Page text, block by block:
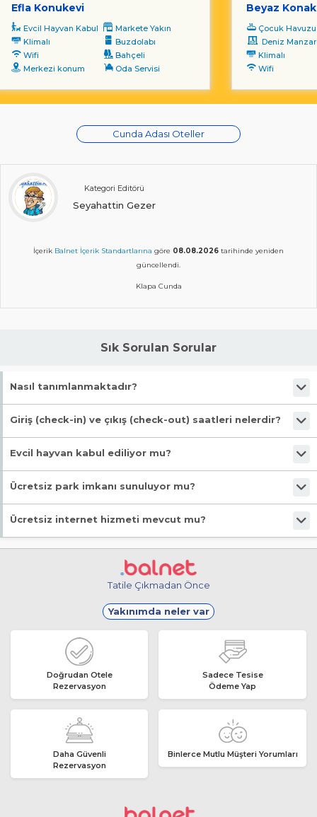
Efla Konukevi
Evcil Hayvan Kabul
Markete Yakın
Klimalı
Buzdolabı
Wifi
Bahçeli
Merkezi konum
Oda Servisi
Beyaz
Çocuk Havuzu
Deniz
Klimalı
Wifi
Cunda Adası Oteller
Kategori Editörü
Seyahattin Gezer
İçerik Balnet İçerik Standartlarına göre 08.08.2026 tarihinde yeniden
güncellendi.
Klapa Cunda
Sık Sorulan Sorular
Nasıl tanımlanmaktadır?
Tesis Pansiyon statüsündedir. Öne çıkan özellikleri "Markete Yakın,
Giriş (check-in) ve çıkış (check-out) saatleri nelerdir?
Giriş en erken 12:00, çıkış en geç 14:00 saatindedir.
Evcil hayvan kabul ediliyor mu?
Malesef, evcil hayvan kabul edilmiyor!
Ücretsiz park imkanı sunuluyor mu?
Evet, ücretsiz park imkanı mevcut.
Ücretsiz internet hizmeti mevcut mu?
Evet, ücretsiz internet hizmeti sunuluyor.
Tatile Çıkmadan Önce
Yakınımda neler var
Doğrudan Otele
Rezervasyon
Sadece Tesise
Ödeme Yap
Daha Güvenli
Rezervasyon
Binlerce Mutlu Müşteri Yorumları